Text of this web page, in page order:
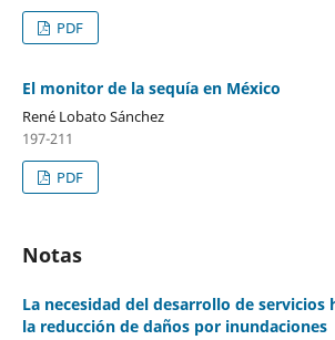
PDF
El monitor de la sequía en México
René Lobato Sánchez
197-211
PDF
Notas
La necesidad del desarrollo de servicios
la reducción de daños por inundaciones